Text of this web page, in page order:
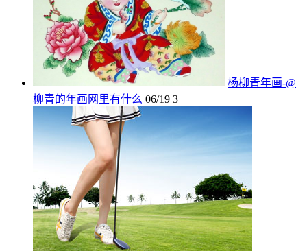
杨柳青年画-@
柳青的年画网里有什么 06/19 3